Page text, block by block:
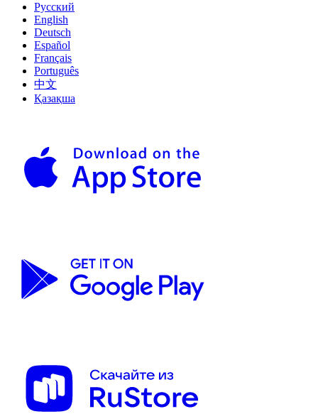
Русский
English
Deutsch
Español
Français
Português
中文
Қазақша